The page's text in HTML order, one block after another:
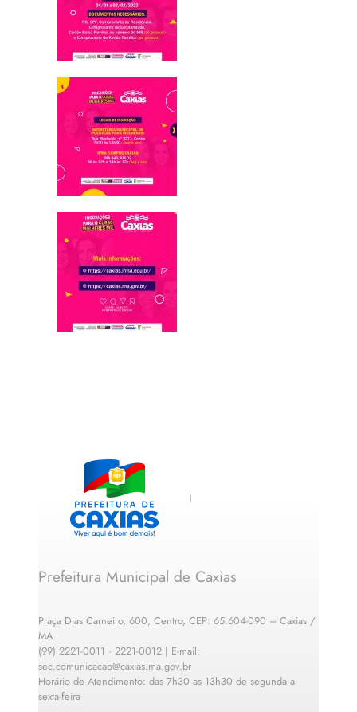
Prefeitura Municipal de Caxias
Praça Dias Carneiro, 600, Centro, CEP: 65.604-090 – Caxias /
MA
(99) 2221-0011 · 2221-0012 | E-mail:
sec.comunicacao@caxias.ma.gov.br
Horário de Atendimento: das 7h30 as 13h30 de segunda a
sexta-feira